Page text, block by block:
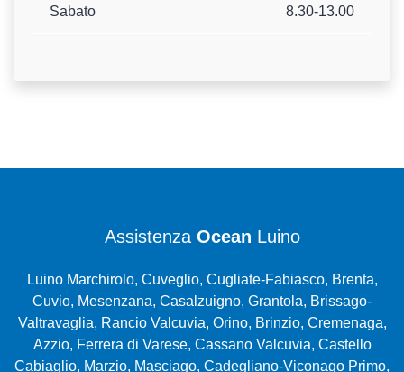
Sabato 8.30-13.00
Assistenza Ocean Luino
Luino Marchirolo, Cuveglio, Cugliate-Fabiasco, Brenta,
Cuvio, Mesenzana, Casalzuigno, Grantola, Brissago-
Valtravaglia, Rancio Valcuvia, Orino, Brinzio, Cremenaga,
Azzio, Ferrera di Varese, Cassano Valcuvia, Castello
Cabiaglio, Marzio, Masciago, Cadegliano-Viconago Primo,